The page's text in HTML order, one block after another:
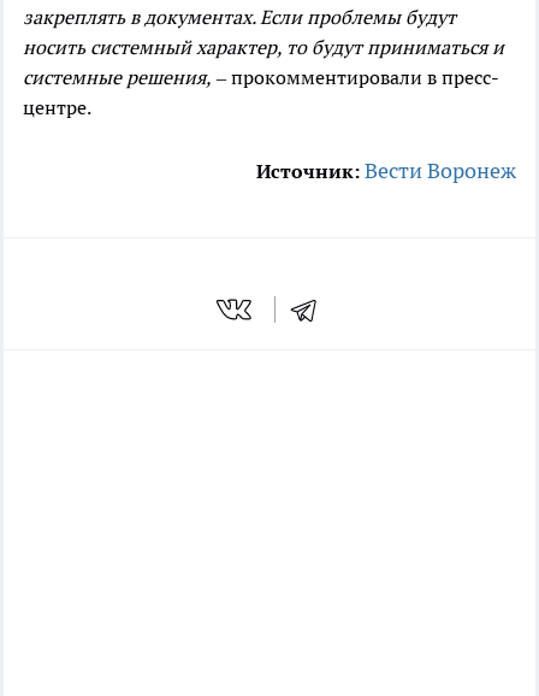
закреплять в документах. Если проблемы будут
носить системный характер, то будут приниматься и
системные решения, – прокомментировали в пресс-
центре.
Источник: Вести Воронеж